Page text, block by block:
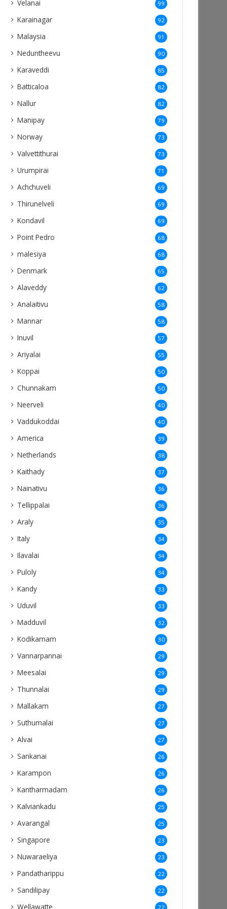
Velanai 99
Karainagar 92
Malaysia 91
Neduntheevu 90
Karaveddi 85
Batticaloa 82
Nallur 82
Manipay 79
Norway 73
Valvettithurai 73
Urumpirai 71
Achchuveli 69
Thirunelveli 69
Kondavil 69
Point Pedro 68
malesiya 68
Denmark 65
Alaveddy 62
Analaitivu 58
Mannar 58
Inuvil 57
Ariyalai 55
Koppai 50
Chunnakam 50
Neerveli 40
Vaddukoddai 40
America 39
Netherlands 38
Kaithady 37
Nainativu 36
Tellippalai 36
Araly 35
Italy 34
Ilavalai 34
Puloly 34
Kandy 33
Uduvil 33
Madduvil 32
Kodikamam 30
Vannarpannai 29
Meesalai 29
Thunnalai 29
Mallakam 27
Suthumalai 27
Alvai 27
Sankanai 26
Karampon 26
Kantharmadam 26
Kalviankadu 25
Avarangal 25
Singapore 23
Nuwaraeliya 23
Pandatharippu 22
Sandilipay 22
Wellawatte 22